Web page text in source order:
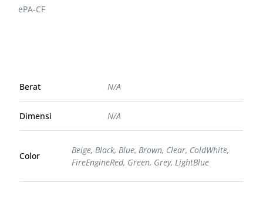
ePA-CF
Berat N/A
Dimensi N/A
Color
Beige, Black, Blue, Brown, Clear, ColdWhite,
FireEngineRed, Green, Grey, LightBlue